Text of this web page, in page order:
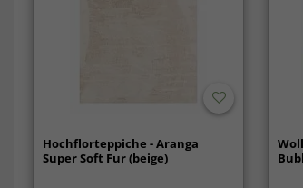
Hochflorteppiche - Aranga
Super Soft Fur (beige)